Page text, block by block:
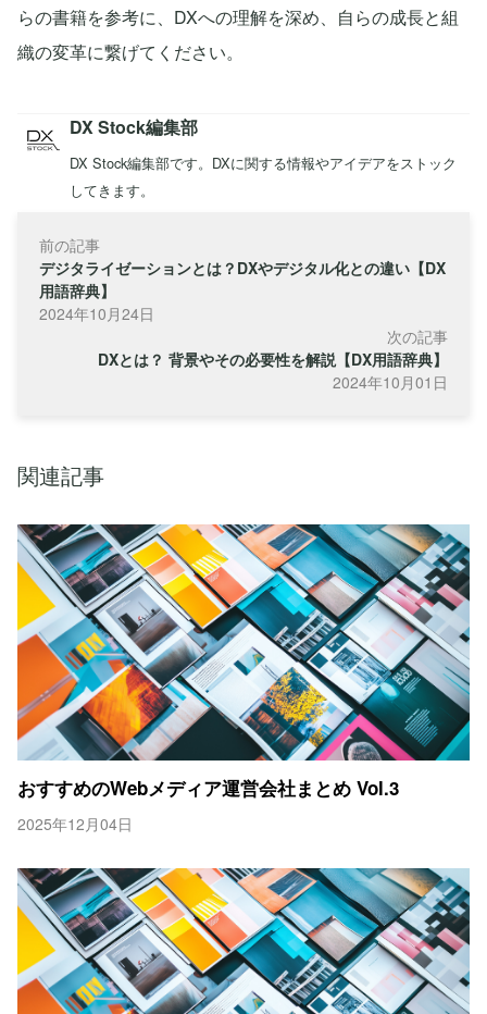
らの書籍を参考に、DXへの理解を深め、自らの成長と組
織の変革に繋げてください。
DX Stock編集部
DX Stock編集部です。DXに関する情報やアイデアをストック
してきます。
前の記事
デジタライゼーションとは？DXやデジタル化との違い【DX
用語辞典】
2024年10月24日
次の記事
DXとは？ 背景やその必要性を解説【DX用語辞典】
2024年10月01日
関連記事
おすすめのWebメディア運営会社まとめ Vol.3
2025年12月04日